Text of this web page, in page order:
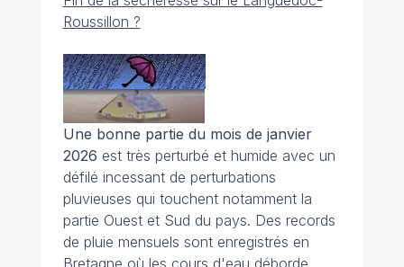
Roussillon ?
Une bonne partie du mois de janvier
2026 est très perturbé et humide avec un
défilé incessant de perturbations
pluvieuses qui touchent notamment la
partie Ouest et Sud du pays. Des records
de pluie mensuels sont enregistrés en